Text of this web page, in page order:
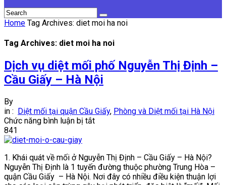
Home Tag Archives: diet moi ha noi
Tag Archives: diet moi ha noi
Dịch vụ diệt mối phố Nguyễn Thị Định –
Cầu Giấy – Hà Nội
By
in :
Diệt mối tại quận Cầu Giấy, Phòng và Diệt mối tại Hà Nội
Chức năng bình luận bị tắtở
mối
phố
Nguyễn
841
1. Khái quát về mối ở Nguyễn Thị Định – Cầu Giấy – Hà Nội?
Nguyễn Thị Định là 1 tuyến đường thuộc phường Trung Hòa –
quận Cầu Giấy – Hà Nội. Nơi đây có nhiều điều kiện thuận lợi